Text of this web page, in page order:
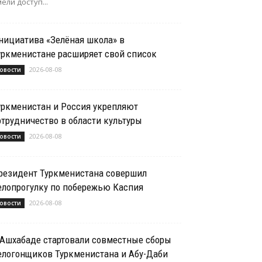
«Зелёная школа» в
расширяет свой список
2026-08-08
и Россия укрепляют
в области культуры
2026-08-08
Туркменистана совершил
по побережью Каспия
2026-08-08
стартовали совместные сборы
Туркменистана и Абу-Даби